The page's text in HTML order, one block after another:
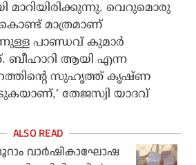
മാറിയിരിക്കുന്നു. വെറുമൊരു
മാത്രമാണ്
പാണ്ഡവ് കുമാര്‍
ബീഹാറി ആയി എന്ന
സുഹൃത്ത് കൃഷ്ണ
തേജസ്വി യാദവ്
വാര്‍ഷികാഘോഷ